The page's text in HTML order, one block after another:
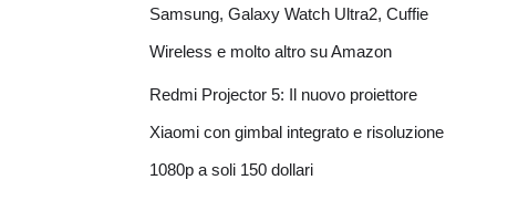
Samsung, Galaxy Watch Ultra2, Cuffie
Wireless e molto altro su Amazon
Redmi Projector 5: Il nuovo proiettore
Xiaomi con gimbal integrato e risoluzione
1080p a soli 150 dollari